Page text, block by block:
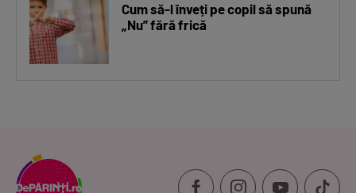
Cum să-l înveți pe copil să spună
„Nu” fără frică